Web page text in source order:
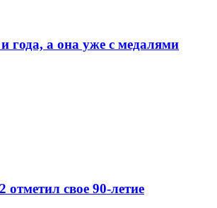
года, а она уже с медалями
свое 90-летие